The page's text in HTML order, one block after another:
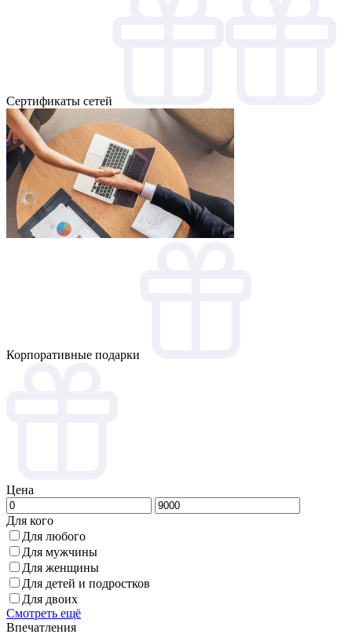
Cертификаты сетей
Корпоративные подарки
Цена
Для кого
Для любого
Для мужчины
Для женщины
Для детей и подростков
Для двоих
Смотреть ещё
Впечатления